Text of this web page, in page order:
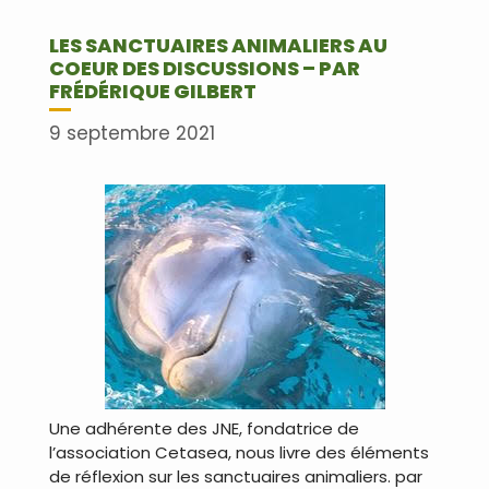
LES SANCTUAIRES ANIMALIERS AU
COEUR DES DISCUSSIONS – PAR
FRÉDÉRIQUE GILBERT
9 septembre 2021
Une adhérente des JNE, fondatrice de
l’association Cetasea, nous livre des éléments
de réflexion sur les sanctuaires animaliers. par